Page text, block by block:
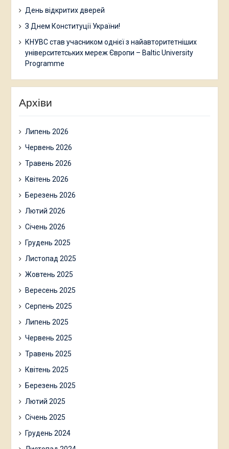
День відкритих дверей
З Днем Конституції України!
КНУВС став учасником однієї з найавторитетніших
університетських мереж Європи – Baltic University
Programme
Архіви
Липень 2026
Червень 2026
Травень 2026
Квітень 2026
Березень 2026
Лютий 2026
Січень 2026
Грудень 2025
Листопад 2025
Жовтень 2025
Вересень 2025
Серпень 2025
Липень 2025
Червень 2025
Травень 2025
Квітень 2025
Березень 2025
Лютий 2025
Січень 2025
Грудень 2024